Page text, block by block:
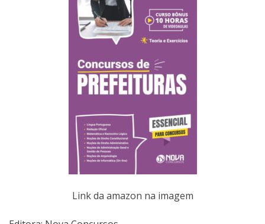
Link da amazon na imagem